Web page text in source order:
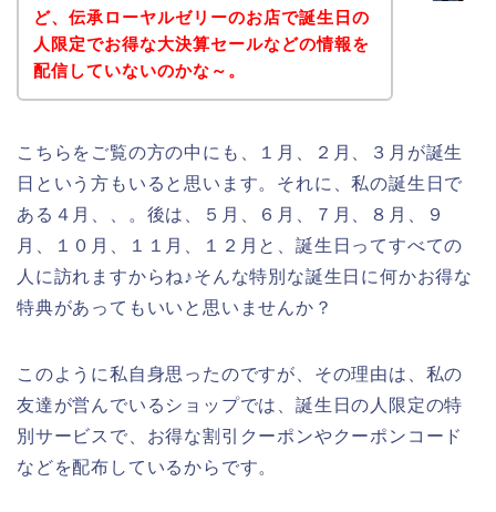
ど、伝承ローヤルゼリーのお店で誕生日の
人限定でお得な大決算セールなどの情報を
配信していないのかな～。
こちらをご覧の方の中にも、１月、２月、３月が誕生
日という方もいると思います。それに、私の誕生日で
ある４月、、。後は、５月、６月、７月、８月、９
月、１０月、１１月、１２月と、誕生日ってすべての
人に訪れますからね♪そんな特別な誕生日に何かお得な
特典があってもいいと思いませんか？
このように私自身思ったのですが、その理由は、私の
友達が営んでいるショップでは、誕生日の人限定の特
別サービスで、お得な割引クーポンやクーポンコード
などを配布しているからです。